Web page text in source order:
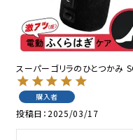
スーパーゴリラのひとつかみ
購入者
投稿日 2025/03/17